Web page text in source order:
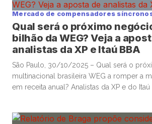
nesta […]
Mercado de compensadores
Qual será o próximo
bilhão da WEG? Veja a
analistas da XP e Itaú BBA
São Paulo, 30/10/2025 – Qual será o
multinacional brasileira WEG a romper a
em receita anual? Analistas da XP e do Itaú
acelerado da participação […]